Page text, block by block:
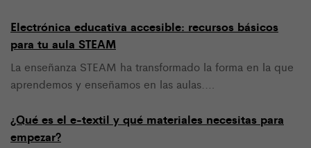
Electrónica educativa accesible: recursos básicos
para tu aula STEAM
La enseñanza STEAM ha transformado la forma en la que
aprendemos y enseñamos en las aulas.…
¿Qué es el e-textil y qué materiales necesitas para
empezar?